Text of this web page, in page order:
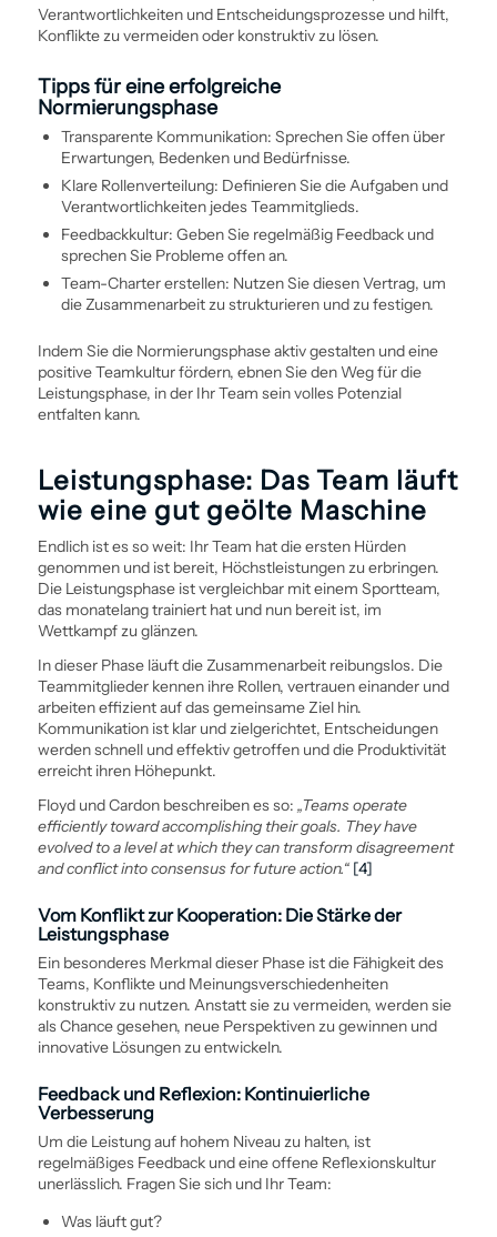
Verantwortlichkeiten und Entscheidungs­prozesse und hilft,
Konflikte zu vermeiden oder konstruktiv zu lösen.
Tipps für eine erfolgreiche
Normierungsphase
Transparente Kommunikation: Sprechen Sie offen über
Erwartungen, Bedenken und Bedürfnisse.
Klare Rollenverteilung: Definieren Sie die Aufgaben und
Verantwortlichkeiten jedes Teammitglieds.
Feedbackkultur: Geben Sie regelmäßig Feedback und
sprechen Sie Probleme offen an.
Team-Charter erstellen: Nutzen Sie diesen Vertrag, um
die Zusammenarbeit zu strukturieren und zu festigen.
Indem Sie die Normierungsphase aktiv gestalten und eine
positive Teamkultur fördern, ebnen Sie den Weg für die
Leistungsphase, in der Ihr Team sein volles Potenzial
entfalten kann.
Leistungsphase: Das Team läuft
wie eine gut geölte Maschine
Endlich ist es so weit: Ihr Team hat die ersten Hürden
genommen und ist bereit, Höchstleistungen zu erbringen.
Die Leistungsphase ist vergleichbar mit einem Sportteam,
das monatelang trainiert hat und nun bereit ist, im
Wettkampf zu glänzen.
In dieser Phase läuft die Zusammenarbeit reibungslos. Die
Teammitglieder kennen ihre Rollen, vertrauen einander und
arbeiten effizient auf das gemeinsame Ziel hin.
Kommunikation ist klar und zielgerichtet, Entscheidungen
werden schnell und effektiv getroffen und die Produktivität
erreicht ihren Höhepunkt.
Floyd und Cardon beschreiben es so: „Teams operate
efficiently toward accomplishing their goals. They have
evolved to a level at which they can transform disagreement
and conflict into consensus for future action.“ [4]
Vom Konflikt zur Kooperation: Die Stärke der
Leistungsphase
Ein besonderes Merkmal dieser Phase ist die Fähigkeit des
Teams, Konflikte und Meinungsverschiedenheiten
konstruktiv zu nutzen. Anstatt sie zu vermeiden, werden sie
als Chance gesehen, neue Perspektiven zu gewinnen und
innovative Lösungen zu entwickeln.
Feedback und Reflexion: Kontinuierliche
Verbesserung
Um die Leistung auf hohem Niveau zu halten, ist
regelmäßiges Feedback und eine offene Reflexionskultur
unerlässlich. Fragen Sie sich und Ihr Team:
Was läuft gut?